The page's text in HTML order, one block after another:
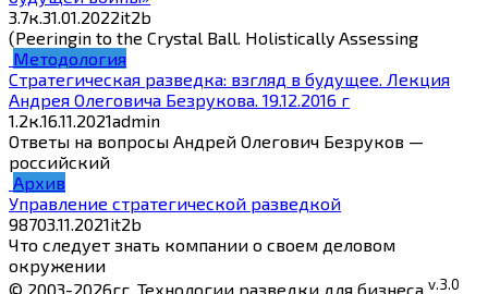
3.7к.31.01.2022it2b
(Peeringin to the Crystal Ball. Holistically Assessing
Методология
Стратегическая разведка: взгляд в будущее. Лекция
Андрея Олеговича Безрукова. 19.12.2016 г
1.2к.16.11.2021admin
Ответы на вопросы Андрей Олегович Безруков —
российский
Архив
Управление стратегической разведкой
98703.11.2021it2b
Что следует знать компании о своем деловом
окружении
© 2003-2026гг. Технологии разведки для бизнеса v.3.0